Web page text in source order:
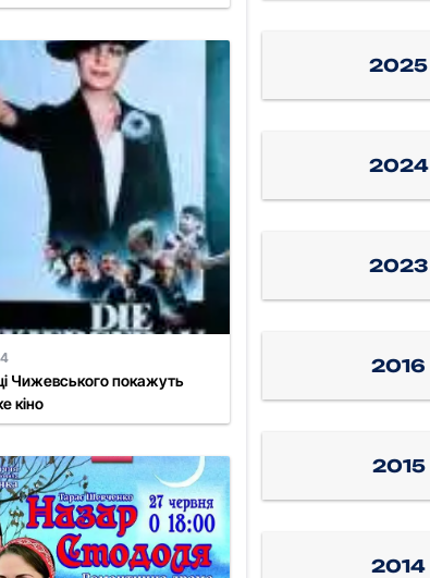
Чижевського покажуть
кіно
2025
2024
2023
2016
2015
2014